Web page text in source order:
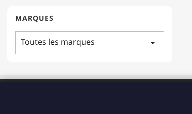
MARQUES
Toutes les marques arrow_drop_down